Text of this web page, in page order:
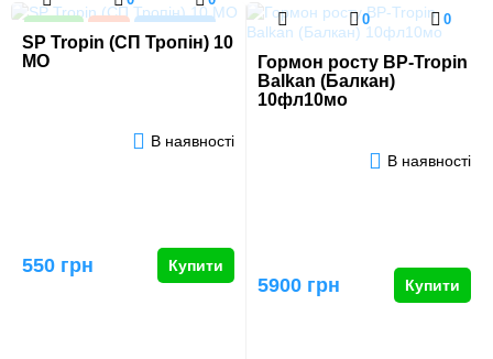
Новинка Акція Хіт продажів
SP Tropin (СП Тропін) 10
МО
В наявності
550 грн Купити
0 0
Гормон росту BP-Tropin
Balkan (Балкан)
10фл10мо
В наявності
5900 грн Купити